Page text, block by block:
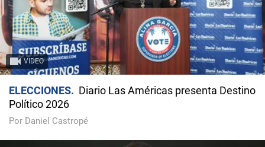
VIDEO
ELECCIONES
Diario Las Américas presenta Destino
Político 2026
Por Daniel Castropé